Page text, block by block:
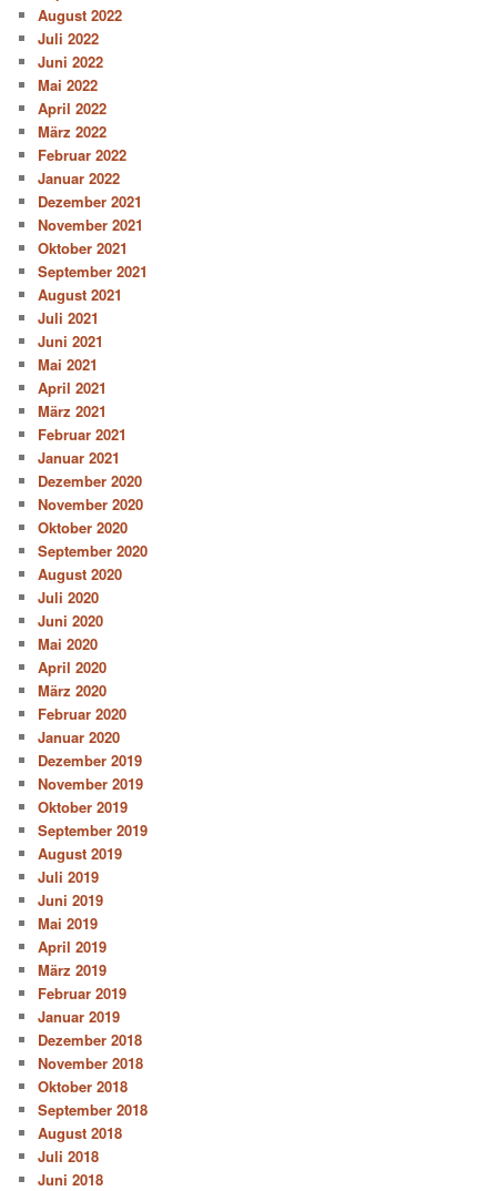
August 2022
Juli 2022
Juni 2022
Mai 2022
April 2022
März 2022
Februar 2022
Januar 2022
Dezember 2021
November 2021
Oktober 2021
September 2021
August 2021
Juli 2021
Juni 2021
Mai 2021
April 2021
März 2021
Februar 2021
Januar 2021
Dezember 2020
November 2020
Oktober 2020
September 2020
August 2020
Juli 2020
Juni 2020
Mai 2020
April 2020
März 2020
Februar 2020
Januar 2020
Dezember 2019
November 2019
Oktober 2019
September 2019
August 2019
Juli 2019
Juni 2019
Mai 2019
April 2019
März 2019
Februar 2019
Januar 2019
Dezember 2018
November 2018
Oktober 2018
September 2018
August 2018
Juli 2018
Juni 2018